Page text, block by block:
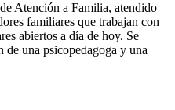
Atención a Familia, atendido
familiares que trabajan con
abiertos a día de hoy. Se
de una psicopedagoga y una